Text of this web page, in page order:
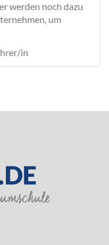
werden noch dazu
um
in